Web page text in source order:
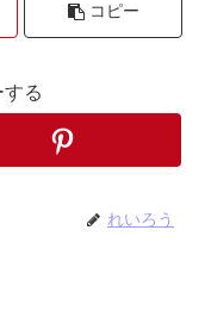
コピー
る
れいろう